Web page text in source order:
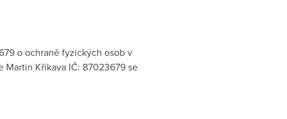
o ochraně fyzických osob v
Martin Křikava IČ: 87023679 se